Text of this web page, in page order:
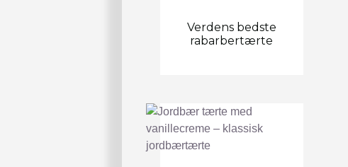
Verdens bedste
rabarbertærte